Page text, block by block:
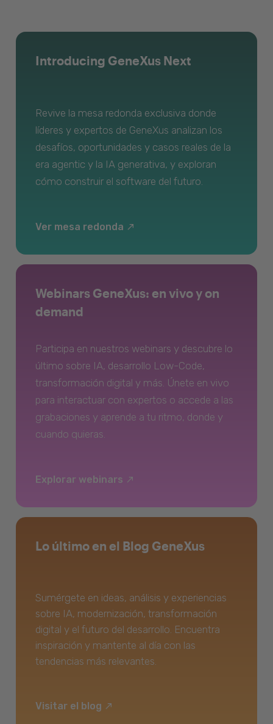
Introducing GeneXus Next
Revive la mesa redonda exclusiva donde
líderes y expertos de GeneXus analizan los
desafíos, oportunidades y casos reales de la
era agentic y la IA generativa, y exploran
cómo construir el software del futuro.
Ver mesa redonda
Webinars GeneXus: en vivo y on
demand
Participa en nuestros webinars y descubre lo
último sobre IA, desarrollo Low-Code,
transformación digital y más. Únete en vivo
para interactuar con expertos o accede a las
grabaciones y aprende a tu ritmo, donde y
cuando quieras.
Explorar webinars
Lo último en el Blog GeneXus
Sumérgete en ideas, análisis y experiencias
sobre IA, modernización, transformación
digital y el futuro del desarrollo. Encuentra
inspiración y mantente al día con las
tendencias más relevantes.
Visitar el blog